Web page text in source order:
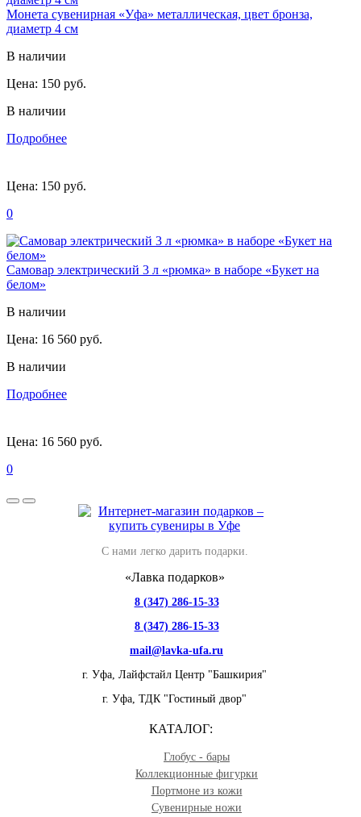
Монета сувенирная «Уфа» металлическая, цвет бронза,
диаметр 4 см
В наличии
Цена: 150 руб.
В наличии
Подробнее
Цена: 150 руб.
0
Самовар электрический 3 л «рюмка» в наборе «Букет на
белом»
В наличии
Цена: 16 560 руб.
В наличии
Подробнее
Цена: 16 560 руб.
0
С нами легко дарить подарки.
«Лавка подарков»
8 (347) 286-15-33
8 (347) 286-15-33
mail@lavka-ufa.ru
г. Уфа, Лайфстайл Центр "Башкирия"
г. Уфа, ТДК "Гостиный двор"
КАТАЛОГ:
Глобус - бары
Коллекционные фигурки
Портмоне из кожи
Сувенирные ножи